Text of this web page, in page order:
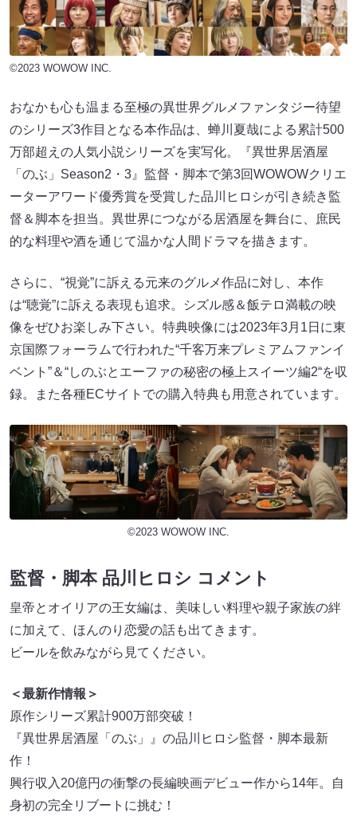
©2023 WOWOW INC.
おなかも心も温まる至極の異世界グルメファンタジー待望
のシリーズ3作目となる本作品は、蝉川夏哉による累計500
万部超えの人気小説シリーズを実写化。『異世界居酒屋
「のぶ」Season2・3』監督・脚本で第3回WOWOWクリエ
ーターアワード優秀賞を受賞した品川ヒロシが引き続き監
督＆脚本を担当。異世界につながる居酒屋を舞台に、庶民
的な料理や酒を通じて温かな人間ドラマを描きます。
さらに、“視覚”に訴える元来のグルメ作品に対し、本作
は“聴覚”に訴える表現も追求。シズル感＆飯テロ満載の映
像をぜひお楽しみ下さい。特典映像には2023年3月1日に東
京国際フォーラムで行われた“千客万来プレミアムファンイ
ベント”＆“しのぶとエーファの秘密の極上スイーツ編2“を収
録。また各種ECサイトでの購入特典も用意されています。
©2023 WOWOW INC.
監督・脚本 品川ヒロシ コメント
皇帝とオイリアの王女編は、美味しい料理や親子家族の絆
に加えて、ほんのり恋愛の話も出てきます。
ビールを飲みながら見てください。
＜最新作情報＞
原作シリーズ累計900万部突破！
『異世界居酒屋「のぶ」』の品川ヒロシ監督・脚本最新
作！
興行収入20億円の衝撃の長編映画デビュー作から14年。自
身初の完全リブートに挑む！